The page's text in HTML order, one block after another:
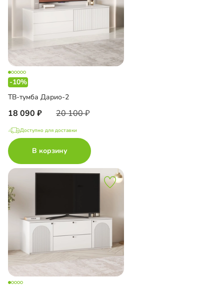
-10%
ТВ-тумба Дарио-2
18 090 20 100
Доступно для доставки
В корзину